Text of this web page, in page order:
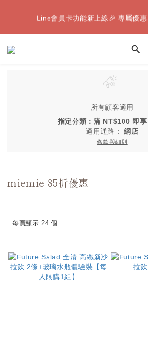
完為止）
Line會員卡功能新上線🎉 專屬優惠
【8月限定】全家取件｜滿千送Famiice霜
所有顧客適用
指定分類：滿 NT$100 即
適用通路：網店
條款與細則
miemie 85折優惠
每頁顯示 24 個